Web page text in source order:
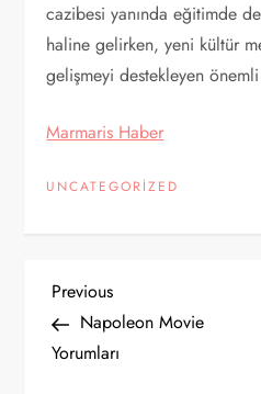
cazibesi yanında eğitimde
haline gelirken, yeni kültür
gelişmeyi destekleyen
Marmaris Haber
UNCATEGORIZED
Y
a
Previous
Post
Previous
Napoleon Movie
Yorumları